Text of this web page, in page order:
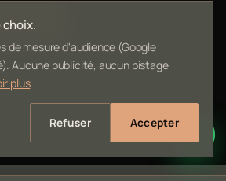
— SIRET 10261022700013
choix.
de mesure d'audience (Google
Aucune publicité, aucun pistage
plus.
Refuser Accepter